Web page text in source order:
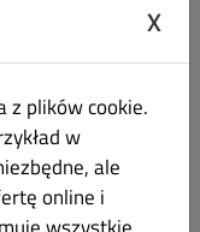
gem. § 27 a
X
z plików cookie.
w
ale
online i